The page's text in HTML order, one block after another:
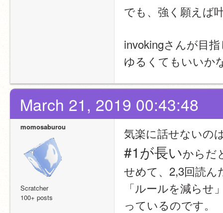
でも、強く願えば
invokingさんが目
ゆるくてもいいか
March 21, 2019 00:43:48
momosaburou
Scratcher
100+ posts
気楽に話せないの
#1が長いからだ
せめて、2,3回読
「ルールを減ら
っているのです。